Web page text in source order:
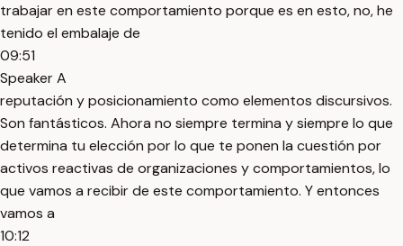
trabajar en este comportamiento porque es en esto, no, he
tenido el embalaje de
09:51
Speaker A
reputación y posicionamiento como elementos discursivos.
Son fantásticos. Ahora no siempre termina y siempre lo que
determina tu elección por lo que te ponen la cuestión por
activos reactivas de organizaciones y comportamientos, lo
que vamos a recibir de este comportamiento. Y entonces
vamos a
10:12